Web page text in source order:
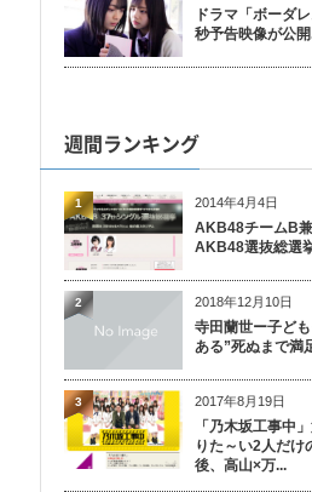
ドラマ「ボーダ
秒予告映像が公
週間ランキング
2014年4月4日
AKB48チームB
AKB48選抜総選
1
2018年12月10日
寺田蘭世ー子ど
ある”死ぬまで満
2
2017年8月19日
「乃木坂工事中
りた～い2人だ
後、高山×万...
3